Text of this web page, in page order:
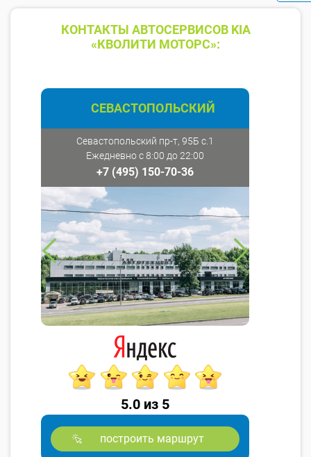
КОНТАКТЫ АВТОСЕРВИСОВ KIA
«КВОЛИТИ МОТОРС»:
СЕВАСТОПОЛЬСКИЙ
Севастопольский пр-т, 95Б с.1
Ежедневно с 8:00 до 22:00
+7 (495) 150-70-36
5.0 из 5
построить маршрут